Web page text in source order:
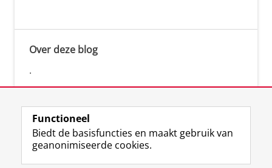
Over deze blog
.
Functioneel
Biedt de basisfuncties en maakt gebruik van
geanonimiseerde cookies.